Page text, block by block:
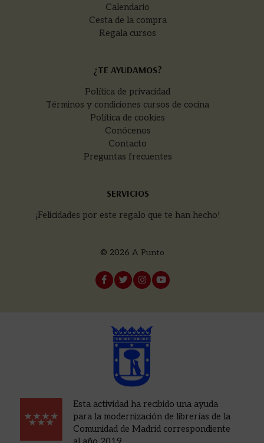
Calendario
Cesta de la compra
Regala cursos
¿TE AYUDAMOS?
Política de privacidad
Términos y condiciones cursos de cocina
Política de cookies
Conócenos
Contacto
Preguntas frecuentes
SERVICIOS
¡Felicidades por este regalo que te han hecho!
© 2026 A Punto
Esta actividad ha recibido una ayuda
para la modernización de librerías de la
Comunidad de Madrid correspondiente